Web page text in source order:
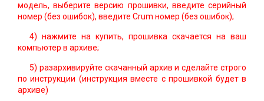
модель, выберите версию прошивки, введите серийный
номер (без ошибок), введите Crum номер (без ошибок);
4) нажмите на купить, прошивка скачается на ваш
компьютер в архиве;
5) разархивируйте скачанный архив и сделайте строго
по инструкции (инструкция вместе с прошивкой будет в
архиве)